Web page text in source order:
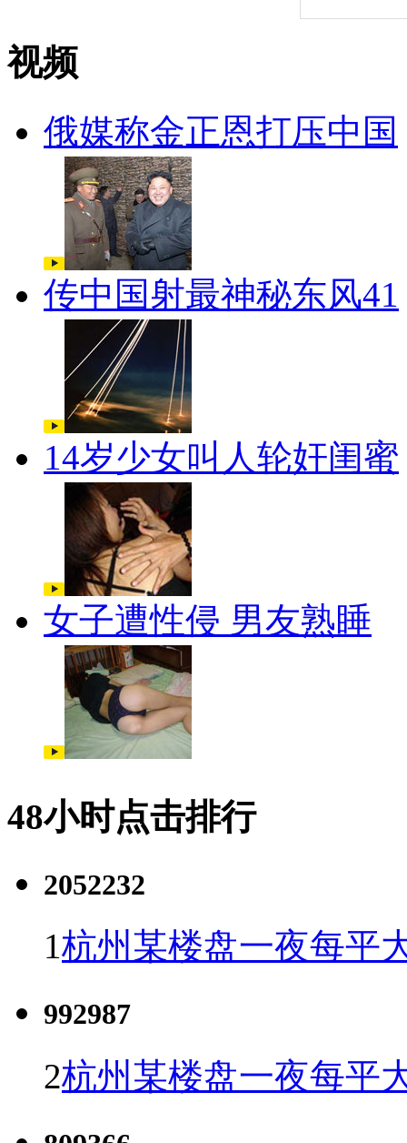
视频
俄媒称金正恩打压中国
传中国射最神秘东风41
14岁少女叫人轮奸闺蜜
女子遭性侵 男友熟睡
48小时点击排行
2052232
1杭州某楼盘一夜每平
992987
2杭州某楼盘一夜每平